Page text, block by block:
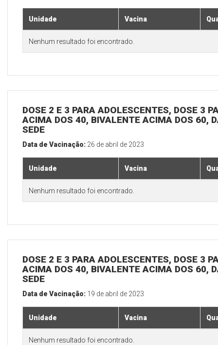
Unidade Vacina
Nenhum resultado foi encontrado.
DOSE 2 E 3 PARA ADOLESCENTES, DOSE 3
ACIMA DOS 40, BIVALENTE ACIMA DOS 60,
SEDE
Data de Vacinação: 26 de abril de 2023
Unidade Vacina
Nenhum resultado foi encontrado.
DOSE 2 E 3 PARA ADOLESCENTES, DOSE 3
ACIMA DOS 40, BIVALENTE ACIMA DOS 60,
SEDE
Data de Vacinação: 19 de abril de 2023
Unidade Vacina
Nenhum resultado foi encontrado.